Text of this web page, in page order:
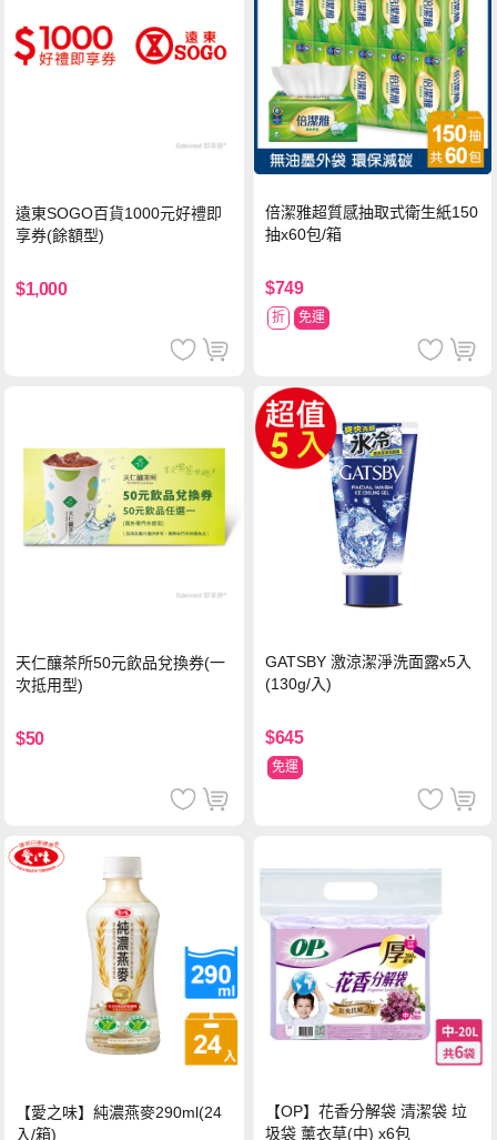
遠東SOGO百貨1000元好禮即
享券(餘額型)
$1,000
倍潔雅超質感抽取式衛生紙150
抽x60包/箱
$749
折 免運
天仁釀茶所50元飲品兌換券(一
次抵用型)
$50
GATSBY 激涼潔淨洗面露x5入
(130g/入)
$645
免運
【愛之味】純濃燕麥290ml(24
入/箱)
【OP】花香分解袋 清潔袋 垃
圾袋 薰衣草(中) x6包